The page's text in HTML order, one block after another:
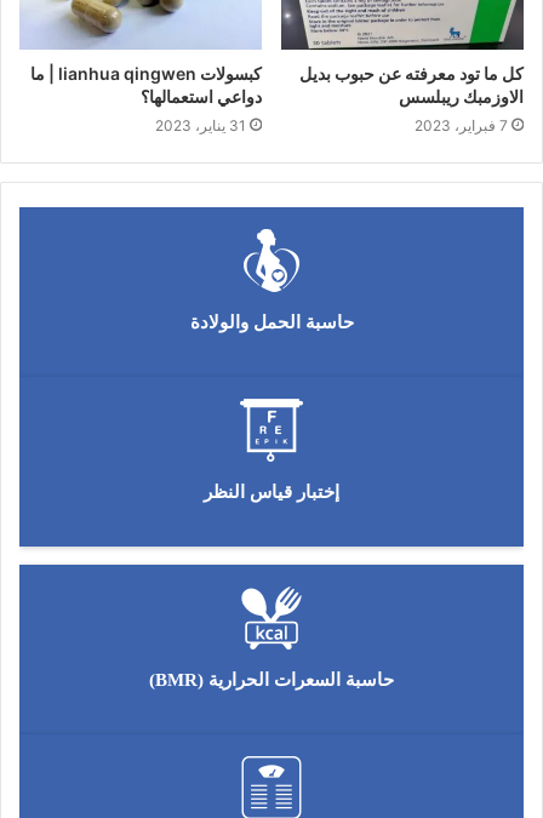
كل ما تود معرفته عن حبوب بديل
الاوزمبك ريبلسس
7 فبراير، 2023
كبسولات lianhua qingwen | ما
دواعي استعمالها؟
31 يناير، 2023
حاسبة الحمل والولادة
إختبار قياس النظر
حاسبة السعرات الحرارية (BMR)